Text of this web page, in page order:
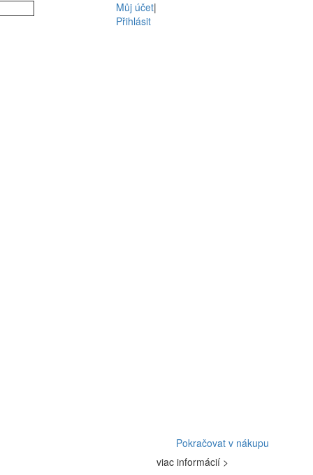
Můj účet|
Přihlásit
Pokračovat v nákupu
viac informácií >